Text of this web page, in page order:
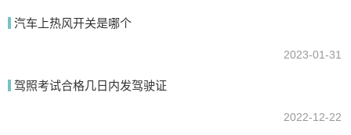
我要回答
汽车上热风开关是哪个
2023-01-31
驾照考试合格几日内发驾驶证
2022-12-22